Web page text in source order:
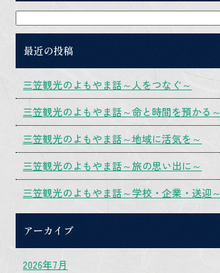
最近の投稿
三笠観光のよもやま話～人をつなぐ～
三笠観光のよもやま話～命と時間を預かる～
三笠観光のよもやま話～地域に活気を～
三笠観光のよもやま話～旅の思い出に～
三笠観光のよもやま話～学校・企業・送迎～
アーカイブ
2026年7月